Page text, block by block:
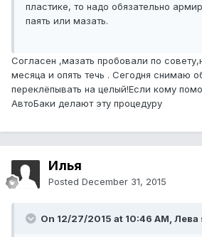
пластике, то надо обязательно
паять или мазать.
Согласен ,мазать пробовали по
месяца и опять течь . Сегодня снимаю
переклёпывать на целый!Если кому
АвтоБаки делают эту процедуру
Илья
Posted December 31, 2015
On 12/27/2015 at 10:46 AM, Лева